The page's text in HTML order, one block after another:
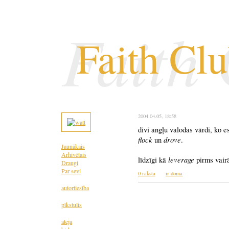
Faith
Faith
Jaunākais
Arhivētais
Draugi
Par sevi
autortiesība
pīkstulis
ateja
2004.04.05, 18:58
divi angļu valodas vārdi, ko
flock un drove.
līdzīgi kā leverage pirms
0 raksta ir doma